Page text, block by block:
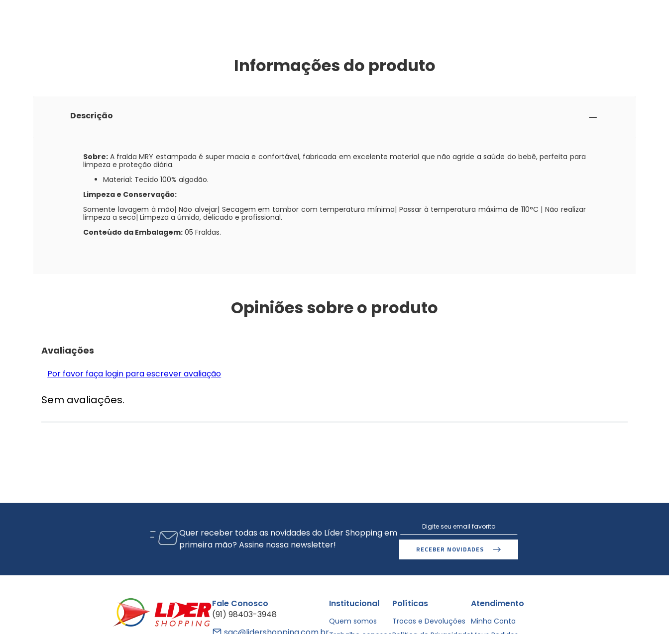
Informações do produto
Descrição
Sobre: A fralda MRY estampada é super macia e confortável, fabricada em excelente material que não agride a saúde do bebê, perfeita para
limpeza e proteção diária.
Material: Tecido 100% algodão.
Limpeza e Conservação:
Somente lavagem à mão| Não alvejar| Secagem em tambor com temperatura mínima| Passar à temperatura máxima de 110°C | Não realizar
limpeza a seco| Limpeza a úmido, delicado e profissional.
Conteúdo da Embalagem: 05 Fraldas.
Opiniões sobre o produto
Avaliações
Por favor faça login para escrever avaliação
Sem avaliações.
Quer receber todas as novidades do Líder Shopping em
primeira mão? Assine nossa newsletter!
RECEBER NOVIDADES
Fale Conosco
(91) 98403-3948
Institucional
Quem somos
Políticas
Trocas e Devoluções
Atendimento
Minha Conta